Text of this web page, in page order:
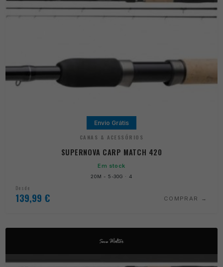
Envio Grátis
CANAS & ACESSÓRIOS
SUPERNOVA CARP MATCH 420
Em stock
20M - 5-30G · 4
Desde
139,99 € COMPRAR